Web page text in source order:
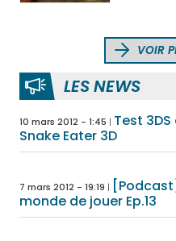
VOIR
LES NEWS
10 mars 2012 - 1:45
Test
Snake Eater 3D
7 mars 2012 - 19:19
monde de jouer Ep.13